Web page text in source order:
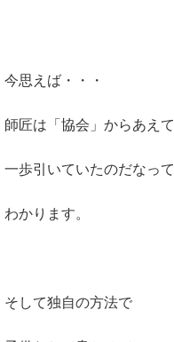
今思えば・・・
師匠は「協会」からあえて
一歩引いていたのだなって
わかります。
そして独自の方法で